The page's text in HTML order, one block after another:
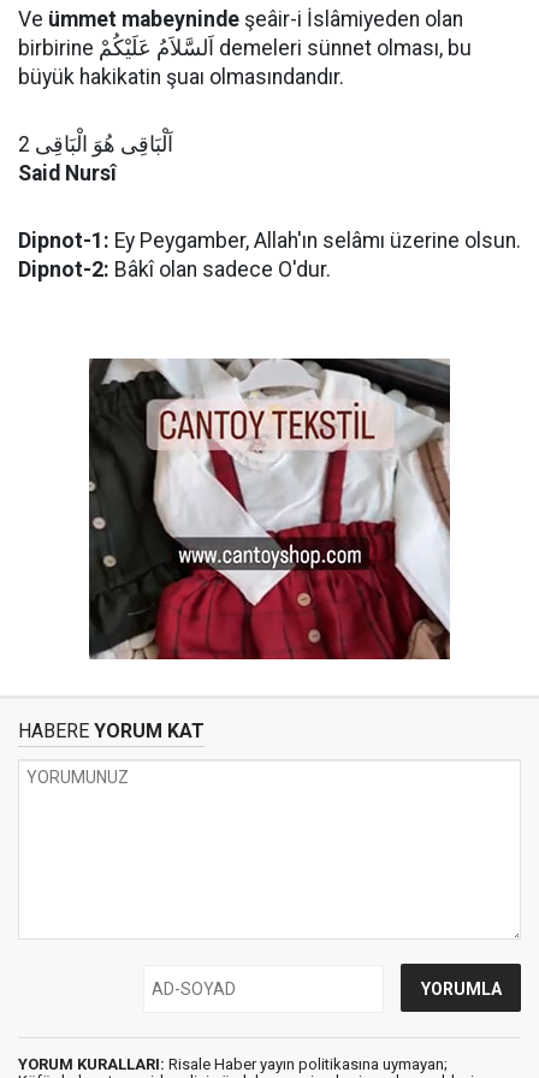
Ve ümmet mabeyninde şeâir-i İslâmiyeden olan
birbirine اَلسَّلاَمُ عَلَيْكُمْ demeleri sünnet olması, bu
büyük hakikatin şuaı olmasındandır.
اَلْبَاقِى هُوَ الْبَاقِى 2
Said Nursî
Dipnot-1: Ey Peygamber, Allah'ın selâmı üzerine olsun.
Dipnot-2: Bâkî olan sadece O'dur.
HABERE YORUM KAT
YORUM KURALLARI: Risale Haber yayın politikasına uymayan;